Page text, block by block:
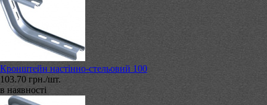
Кронштейн настінно-стельовий 100
103.70 грн./шт.
в наявності